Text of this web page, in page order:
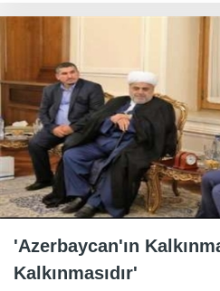
'Azerbaycan'ın
Kalkınmasıdır'